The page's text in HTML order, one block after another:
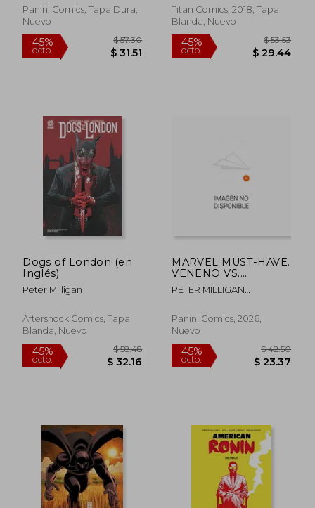
40%
$ 25.66
45%
dcto. $ 18.58
40%
dcto.
Panini Comics, Tapa Dura,
Nuevo
Titan Comics, 2018, Tapa
Blanda, Nuevo
Dogs of London (en
Inglés)
Peter Milligan
Aftershock Comics, Tapa
Blanda, Nuevo
MARVEL MUST-HAVE.
VENENO VS.
MATANZA.
PETER MILLIGAN
Panini Comics, 2026,
Nuevo